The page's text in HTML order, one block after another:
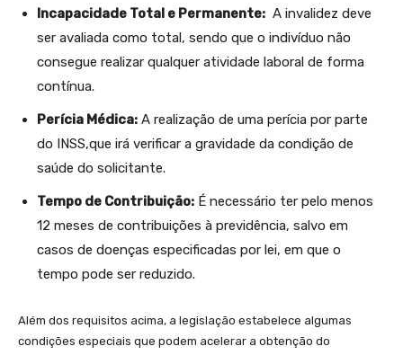
Incapacidade Total e⁢ Permanente: ⁣ A invalidez deve
ser avaliada como total, sendo que o indivíduo não
consegue⁢ realizar qualquer atividade‍ laboral‍ de forma
contínua.
Perícia Médica: A realização de uma perícia por parte
do INSS,que irá ‌verificar⁤ a gravidade da condição de
saúde do solicitante.
Tempo de ⁣Contribuição: É necessário ter ​pelo menos
12 meses de contribuições à previdência, ⁣salvo em⁣
casos de‌ doenças especificadas por lei, em que⁤ o​
tempo pode ser reduzido.
Além dos ‌requisitos acima, a legislação estabelece algumas
condições especiais⁤ que podem acelerar a​ obtenção do